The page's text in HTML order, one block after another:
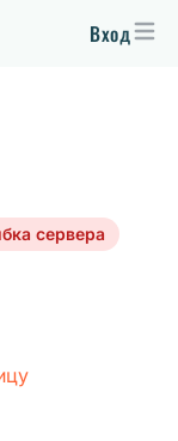
Вход
сервера